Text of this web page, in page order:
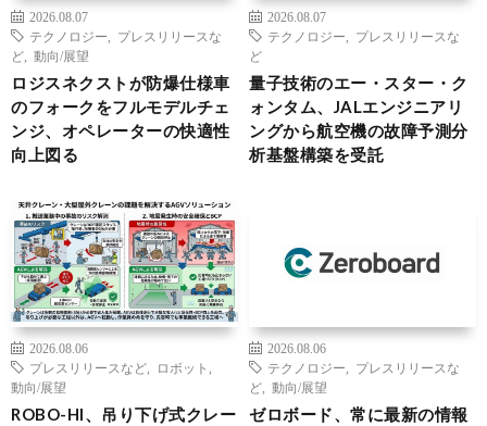
2026.08.07
テクノロジー
プレスリリースな
ど
動向/展望
ロジスネクストが防爆仕様車
のフォークをフルモデルチェ
ンジ、オペレーターの快適性
向上図る
2026.08.07
テクノロジー
プレスリリースな
ど
量子技術のエー・スター・ク
ォンタム、JALエンジニアリ
ングから航空機の故障予測分
析基盤構築を受託
2026.08.06
プレスリリースなど
ロボット
動向/展望
ROBO-HI、吊り下げ式クレー
2026.08.06
テクノロジー
プレスリリースな
ど
動向/展望
ゼロボード、常に最新の情報